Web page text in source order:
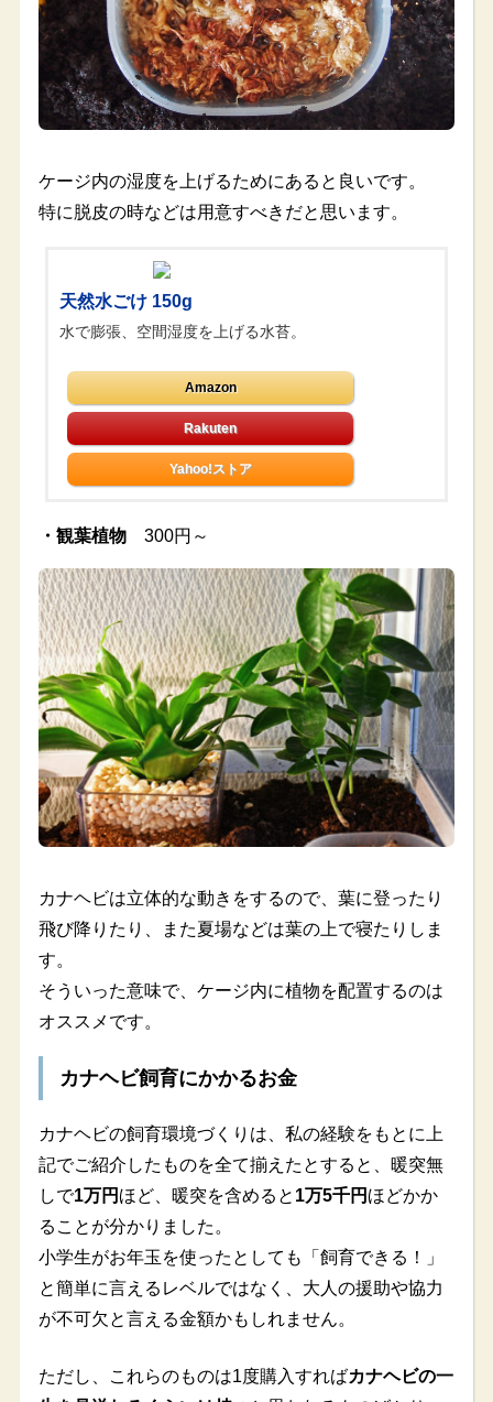
ケージ内の湿度を上げるためにあると良いです。
特に脱皮の時などは用意すべきだと思います。
天然水ごけ 150g
水で膨張、空間湿度を上げる水苔。
Amazon
Yahoo!ストア
・観葉植物300円～
カナヘビは立体的な動きをするので、葉に登ったり
飛び降りたり、また夏場などは葉の上で寝たりしま
す。
そういった意味で、ケージ内に植物を配置するのは
オススメです。
カナヘビ飼育にかかるお金
カナヘビの飼育環境づくりは、私の経験をもとに上
記でご紹介したものを全て揃えたとすると、暖突無
しで1万円 ほど、暖突を含めると 1万5千円 ほどかか
ることが分かりました。
小学生がお年玉を使ったとしても「飼育できる！」
と簡単に言えるレベルではなく、大人の援助や協力
が不可欠と言える金額かもしれません。
ただし、これらのものは1度購入すればカナヘビの一